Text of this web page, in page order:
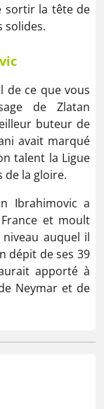
sortir la tête de
solides.
de ce que vous
de Zlatan
buteur de
avait marqué
talent la Ligue
de la gloire.
Ibrahimovic a
et moult
niveau auquel il
dépit de ses 39
apporté à
Neymar et de